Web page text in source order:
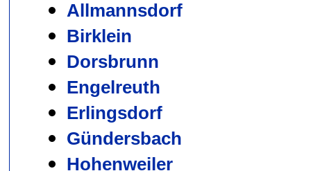
Allmannsdorf
Birklein
Dorsbrunn
Engelreuth
Erlingsdorf
Gündersbach
Hohenweiler